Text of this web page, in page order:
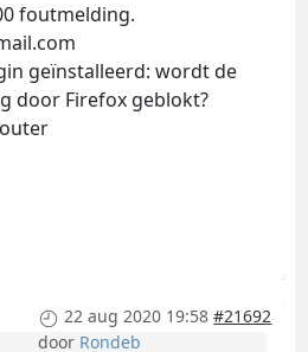
foutmelding.
geïnstalleerd: wordt de
door Firefox geblokt?
22 aug 2020 19:58 #21692
door Rondeb